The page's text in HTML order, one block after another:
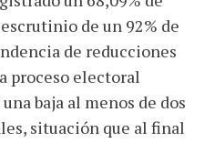
de un 92% de
de reducciones
proceso electoral
baja al menos de dos
situación que al final